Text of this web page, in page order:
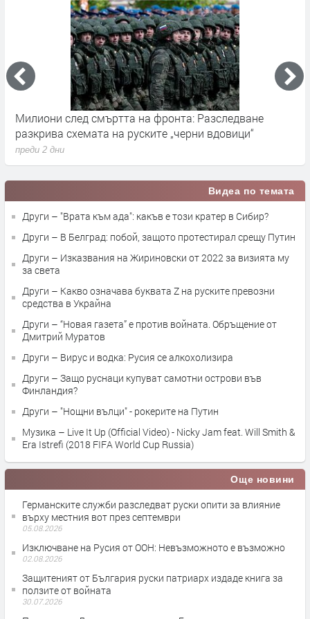
Милиони след смъртта на фронта: Разследване
разкрива схемата на руските „черни вдовици“
преди 2 дни
Видеа по темата
Други – "Врата към ада": какъв е този кратер в Сибир?
Други – В Белград: побой, защото протестирал срещу Путин
Други – Изказвания на Жириновски от 2022 за визията му
за света
Други – Какво означава буквата Z на руските превозни
средства в Украйна
Други – “Новая газета” е против войната. Обръщение от
Дмитрий Муратов
Други – Вирус и водка: Русия се алкохолизира
Други – Защо руснаци купуват самотни острови във
Финландия?
Други – "Нощни вълци" - рокерите на Путин
Музика – Live It Up (Official Video) - Nicky Jam feat. Will Smith &
Era Istrefi (2018 FIFA World Cup Russia)
Още новини
Германските служби разследват руски опити за влияние
върху местния вот през септември
05.08.2026
Изключване на Русия от ООН: Невъзможното е възможно
02.08.2026
Защитеният от България руски патриарх издаде книга за
ползите от войната
30.07.2026